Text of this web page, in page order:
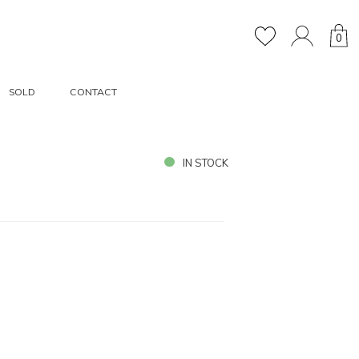
0
SOLD CONTACT
IN STOCK